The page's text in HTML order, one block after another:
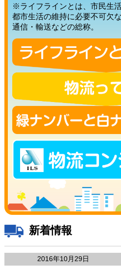
※ライフラインとは、市民生
都市生活の維持に必要不可欠
通信・輸送などの総称。
新着情報
2016年10月29日